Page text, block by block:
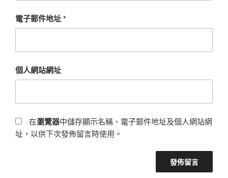
電子郵件地址*
個人網站網址
在瀏覽器中儲存顯示名稱、電子郵件地址及個人網站網
址，以供下次發佈留言時使用。